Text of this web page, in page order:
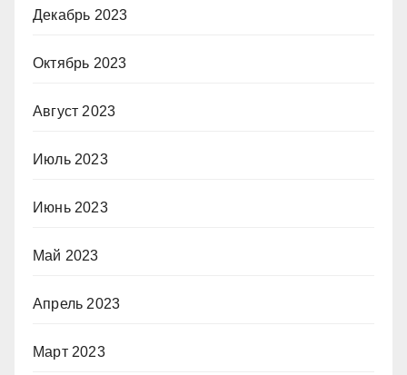
Декабрь 2023
Октябрь 2023
Август 2023
Июль 2023
Июнь 2023
Май 2023
Апрель 2023
Март 2023